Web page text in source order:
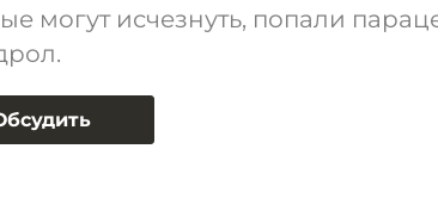
могут исчезнуть, попали